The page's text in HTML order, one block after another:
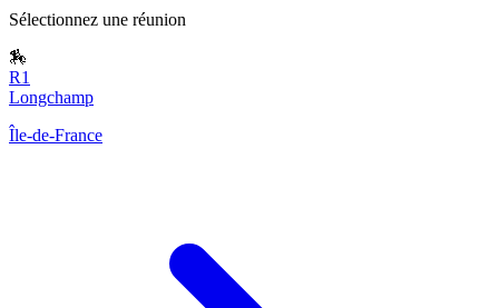
Sélectionnez une réunion
🏇
R1
Longchamp
Île-de-France